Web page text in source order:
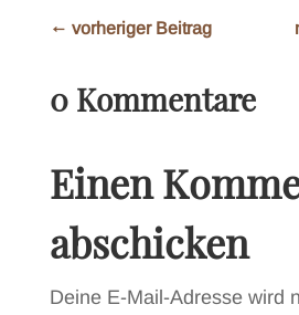
← vorheriger Beitrag
0 Kommentare
Einen
abschicken
Deine E-Mail-Adresse wird